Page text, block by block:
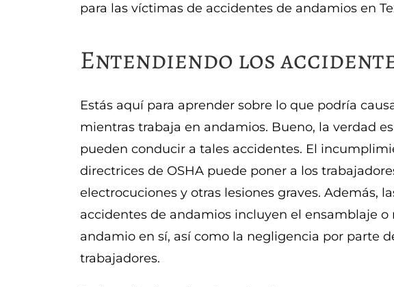
para las víctimas de accidentes de andamios en
Entendiendo los
Estás aquí para aprender sobre lo que podría
mientras trabaja en andamios. Bueno, la verdad
pueden conducir a tales accidentes. El
directrices de OSHA puede poner a los
electrocuciones y otras lesiones graves. Además,
accidentes de andamios incluyen el ensamblaje
andamio en sí, así como la negligencia por parte
trabajadores.